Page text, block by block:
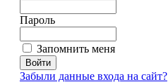
Пароль
Запомнить меня
Забыли данные входа на сайт?